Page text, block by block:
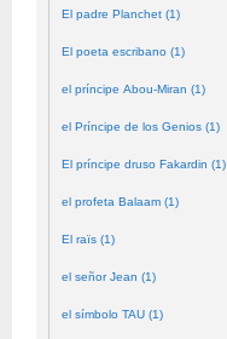
El padre Planchet (1)
El poeta escribano (1)
el príncipe Abou-Miran (1)
el Príncipe de los Genios (1)
El príncipe druso Fakardin (1)
el profeta Balaam (1)
El raïs (1)
el señor Jean (1)
el símbolo TAU (1)